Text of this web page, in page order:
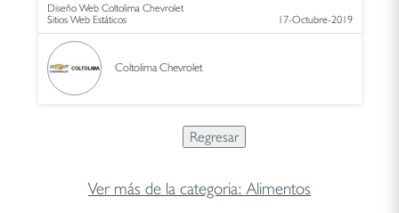
Diseño Web Coltolima Chevrolet
Sitios Web Estáticos
17-Octubre-2019
Coltolima Chevrolet
Ver más de la categoria: Alimentos